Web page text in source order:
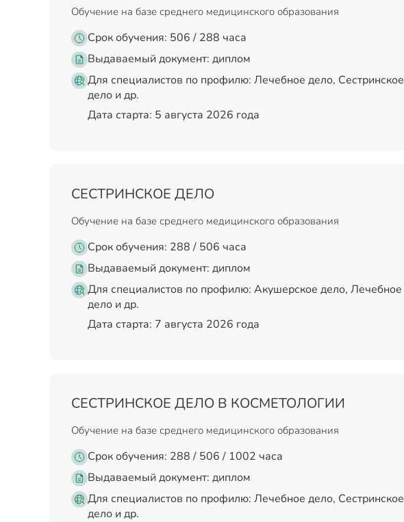
Обучение на базе среднего медицинского образования
Срок обучения: 506 / 288 часа
Выдаваемый документ: диплом
Для специалистов по профилю: Лечебное дело, Сестринское
дело и др.
Дата старта: 5 августа 2026 года
СЕСТРИНСКОЕ ДЕЛО
Обучение на базе среднего медицинского образования
Срок обучения: 288 / 506 часа
Выдаваемый документ: диплом
Для специалистов по профилю: Акушерское дело, Лечебное
дело и др.
Дата старта: 7 августа 2026 года
СЕСТРИНСКОЕ ДЕЛО В КОСМЕТОЛОГИИ
Обучение на базе среднего медицинского образования
Срок обучения: 288 / 506 / 1002 часа
Выдаваемый документ: диплом
Для специалистов по профилю: Лечебное дело, Сестринское
дело и др.